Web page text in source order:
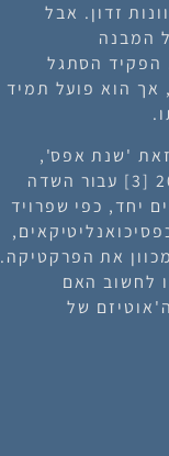
זדון. אבל
המבנה
הפקיד הסתגל
אך הוא פועל תמיד
זאת 'שנת אפס',
[3]
עבור השדה
יחד, כפי שפרויד
את הפרקטיקה.
לחשוב האם
של